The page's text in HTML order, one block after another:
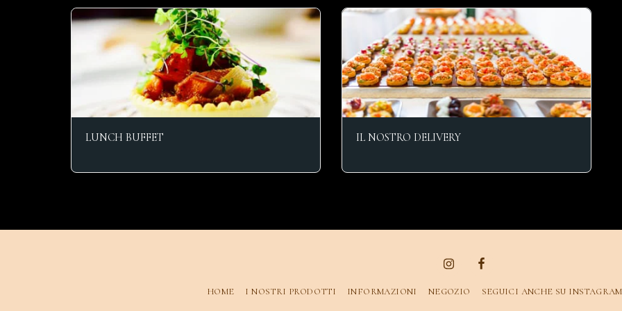
LUNCH BUFFET IL NOSTRO DELIVERY
HOME I NOSTRI PRODOTTI INFORMAZIONI NEGOZIO SEGUICI ANCHE SU INSTAGRAM